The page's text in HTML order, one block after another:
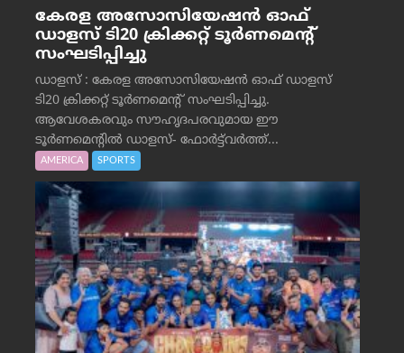
കേരള അസോസിയേഷൻ ഓഫ്
ഡാളസ് ടി20 ക്രിക്കറ്റ് ടൂർണമെന്റ്
സംഘടിപ്പിച്ചു
ഡാളസ് : കേരള അസോസിയേഷൻ ഓഫ് ഡാളസ്
ടി20 ക്രിക്കറ്റ് ടൂർണമെന്റ് സംഘടിപ്പിച്ചു.
ആവേശകരവും സൗഹൃദപരവുമായ ഈ
ടൂർണമെന്റിൽ ഡാളസ്- ഫോർട്ട്‌വര്‍ത്ത്...
AMERICA SPORTS